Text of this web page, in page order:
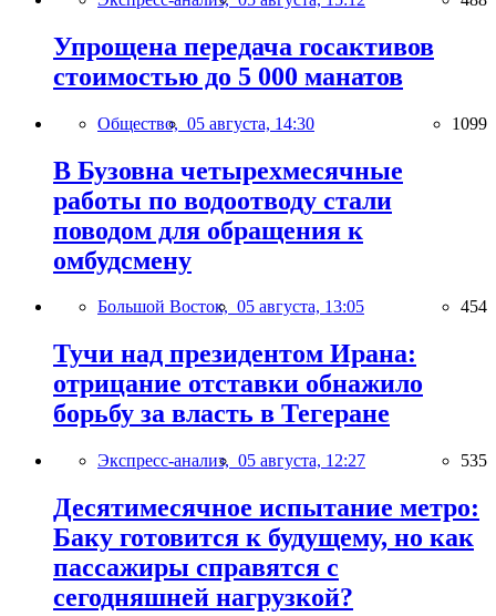
Упрощена передача госактивов
стоимостью до 5 000 манатов
Общество, 05 августа, 14:30 1099
В Бузовна четырехмесячные
работы по водоотводу стали
поводом для обращения к
омбудсмену
Большой Восток, 05 августа, 13:05 454
Тучи над президентом Ирана:
отрицание отставки обнажило
борьбу за власть в Тегеране
Экспресс-анализ, 05 августа, 12:27 535
Десятимесячное испытание метро:
Баку готовится к будущему, но как
пассажиры справятся с
сегодняшней нагрузкой?